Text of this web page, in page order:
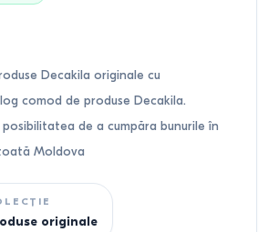
Decakila originale cu
comod de produse Decakila.
de a cumpăra bunurile în
Moldova
originale